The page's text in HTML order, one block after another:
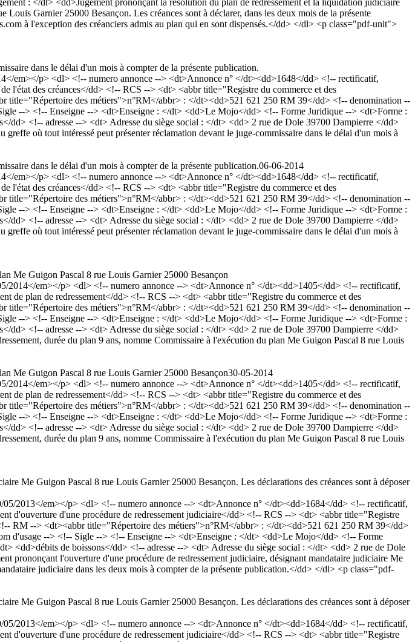
Garnier 25000 Besançon. Les créances sont à déclarer, dans les deux mois de la présente
à l'exception des créanciers admis au plan qui en sont dispensés.</dd> </dl> <p class="pdf-unit">
dans le délai d'un mois à compter de la présente publication.
em></p> <dl> <!-- numero annonce --> <dt>Annonce n° </dt><dd>1648</dd> <!-- rectificatif,
des créances</dd> <!-- RCS --> <dt> <abbr title="Registre du commerce et des
des métiers">n°RM</abbr> : </dt><dd>521 621 250 RM 39</dd> <!-- denomination --
--> <!-- Enseigne --> <dt>Enseigne : </dt> <dd>Le Mojo</dd> <!-- Forme Juridique --> <dt>Forme :
<!-- adresse --> <dt> Adresse du siège social : </dt> <dd> 2 rue de Dole 39700 Dampierre </dd>
où tout intéressé peut présenter réclamation devant le juge-commissaire dans le délai d'un mois à
dans le délai d'un mois à compter de la présente publication.06-06-2014
em></p> <dl> <!-- numero annonce --> <dt>Annonce n° </dt><dd>1648</dd> <!-- rectificatif,
des créances</dd> <!-- RCS --> <dt> <abbr title="Registre du commerce et des
des métiers">n°RM</abbr> : </dt><dd>521 621 250 RM 39</dd> <!-- denomination --
--> <!-- Enseigne --> <dt>Enseigne : </dt> <dd>Le Mojo</dd> <!-- Forme Juridique --> <dt>Forme :
<!-- adresse --> <dt> Adresse du siège social : </dt> <dd> 2 rue de Dole 39700 Dampierre </dd>
où tout intéressé peut présenter réclamation devant le juge-commissaire dans le délai d'un mois à
Me Guigon Pascal 8 rue Louis Garnier 25000 Besançon
em></p> <dl> <!-- numero annonce --> <dt>Annonce n° </dt><dd>1405</dd> <!-- rectificatif,
plan de redressement</dd> <!-- RCS --> <dt> <abbr title="Registre du commerce et des
des métiers">n°RM</abbr> : </dt><dd>521 621 250 RM 39</dd> <!-- denomination --
--> <!-- Enseigne --> <dt>Enseigne : </dt> <dd>Le Mojo</dd> <!-- Forme Juridique --> <dt>Forme :
<!-- adresse --> <dt> Adresse du siège social : </dt> <dd> 2 rue de Dole 39700 Dampierre </dd>
durée du plan 9 ans, nomme Commissaire à l'exécution du plan Me Guigon Pascal 8 rue Louis
Me Guigon Pascal 8 rue Louis Garnier 25000 Besançon30-05-2014
em></p> <dl> <!-- numero annonce --> <dt>Annonce n° </dt><dd>1405</dd> <!-- rectificatif,
plan de redressement</dd> <!-- RCS --> <dt> <abbr title="Registre du commerce et des
des métiers">n°RM</abbr> : </dt><dd>521 621 250 RM 39</dd> <!-- denomination --
--> <!-- Enseigne --> <dt>Enseigne : </dt> <dd>Le Mojo</dd> <!-- Forme Juridique --> <dt>Forme :
<!-- adresse --> <dt> Adresse du siège social : </dt> <dd> 2 rue de Dole 39700 Dampierre </dd>
durée du plan 9 ans, nomme Commissaire à l'exécution du plan Me Guigon Pascal 8 rue Louis
Me Guigon Pascal 8 rue Louis Garnier 25000 Besançon. Les déclarations des créances sont à déposer
2013</em></p> <dl> <!-- numero annonce --> <dt>Annonce n° </dt><dd>1684</dd> <!-- rectificatif,
d'une procédure de redressement judiciaire</dd> <!-- RCS --> <dt> <abbr title="Registre
RM --> <dt><abbr title="Répertoire des métiers">n°RM</abbr> : </dt><dd>521 621 250 RM 39</dd>
--> <!-- Sigle --> <!-- Enseigne --> <dt>Enseigne : </dt> <dd>Le Mojo</dd> <!-- Forme
de boissons</dd> <!-- adresse --> <dt> Adresse du siège social : </dt> <dd> 2 rue de Dole
prononçant l'ouverture d'une procédure de redressement judiciaire, désignant mandataire judiciaire Me
judiciaire dans les deux mois à compter de la présente publication.</dd> </dl> <p class="pdf-
Me Guigon Pascal 8 rue Louis Garnier 25000 Besançon. Les déclarations des créances sont à déposer
2013</em></p> <dl> <!-- numero annonce --> <dt>Annonce n° </dt><dd>1684</dd> <!-- rectificatif,
d'une procédure de redressement judiciaire</dd> <!-- RCS --> <dt> <abbr title="Registre